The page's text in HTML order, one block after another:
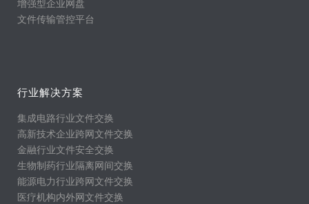
增强型企业网盘
文件传输管控平台
行业解决方案
集成电路行业文件交换
高新技术企业跨网文件交换
金融行业文件安全交换
生物制药行业隔离网间交换
能源电力行业跨网文件交换
医疗机构内外网文件交换